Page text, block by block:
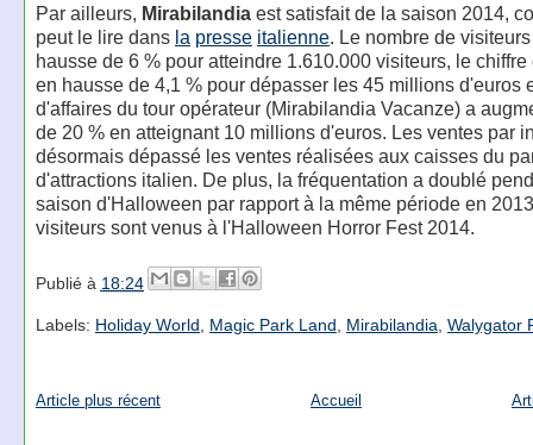
Par ailleurs, Mirabilandiaest satisfait de la saison 2014,
peut le lire dans la presse italienne. Le nombre de
hausse de 6 % pour atteindre 1.610.000 visiteurs, le chiffre
en hausse de 4,1 % pour dépasser les 45 millions d'euros
d'affaires du tour opérateur (Mirabilandia Vacanze) a
de 20 % en atteignant 10 millions d'euros. Les ventes par
désormais dépassé les ventes réalisées aux caisses du
d'attractions italien. De plus, la fréquentation a doublé
saison d'Halloween par rapport à la même période en
visiteurs sont venus à l'Halloween Horror Fest 2014.
Publié à 18:24
Labels: Holiday World Magic Park Land Mirabilandia Walygator
Article plus récent Accueil